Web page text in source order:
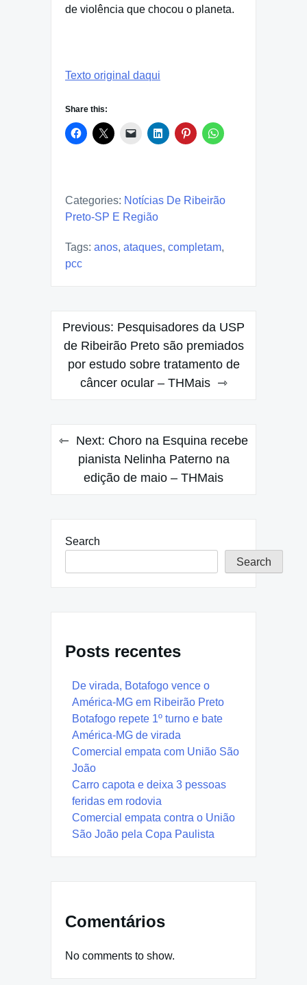
de violência que chocou o planeta.
Texto original daqui
Share this:
Categories: Notícias De Ribeirão
Preto-SP E Região
Tags: anos, ataques, completam,
pcc
Post
navigation
Previous: Pesquisadores da USP
de Ribeirão Preto são premiados
por estudo sobre tratamento de
câncer ocular – THMais
Next: Choro na Esquina recebe
pianista Nelinha Paterno na
edição de maio – THMais
Search
Search
Posts recentes
De virada, Botafogo vence o
América-MG em Ribeirão Preto
Botafogo repete 1º turno e bate
América-MG de virada
Comercial empata com União São
João
Carro capota e deixa 3 pessoas
feridas em rodovia
Comercial empata contra o União
São João pela Copa Paulista
Comentários
No comments to show.